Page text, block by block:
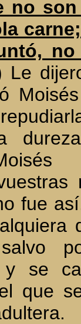
no son
Le
fue
y se
que